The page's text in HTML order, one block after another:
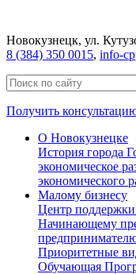
Новокузнецк, ул.
8 (384) 350 0015, info-
Получить
О Новокузнецке
История города
экономическое
экономического
Малому бизнесу
Центр поддержки
Начинающему
Приоритетные
Обучающая